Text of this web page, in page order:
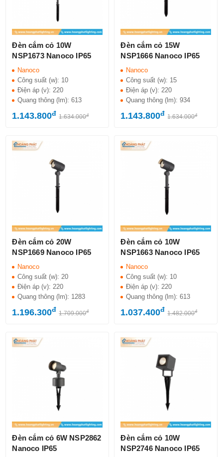
Đèn cắm cỏ 10W
NSP1673 Nanoco IP65
Nanoco
Công suất (w): 10
Điện áp (v):220
Quang thông (lm):613
1.143.800đ 1.634.000đ
Đèn cắm cỏ 15W
NSP1666 Nanoco IP65
Nanoco
Công suất (w): 15
Điện áp (v):220
Quang thông (lm):934
1.143.800đ 1.634.000đ
Đèn cắm cỏ 20W
NSP1669 Nanoco IP65
Nanoco
Công suất (w): 20
Điện áp (v): 220
Quang thông (lm): 1283
1.196.300đ 1.709.000đ
Đèn cắm cỏ 10W
NSP1663 Nanoco IP65
Nanoco
Công suất (w): 10
Điện áp (v): 220
Quang thông (lm):613
1.037.400đ 1.482.000đ
Đèn cắm cỏ 6W NSP2862
Nanoco IP65
Đèn cắm cỏ 10W
NSP2746 Nanoco IP65